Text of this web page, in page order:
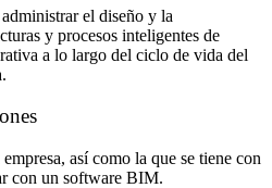
el diseño y la
y procesos inteligentes de
a lo largo del ciclo de vida del
así como la que se tiene con
con un software BIM.